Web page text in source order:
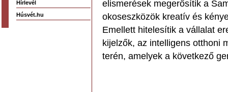
Hírlevél
Húsvét.hu
elismerések megerősítik a
okoseszközök kreatív és
Emellett hitelesítik a vállalat
kijelzők, az intelligens otthoni
terén, amelyek a következő